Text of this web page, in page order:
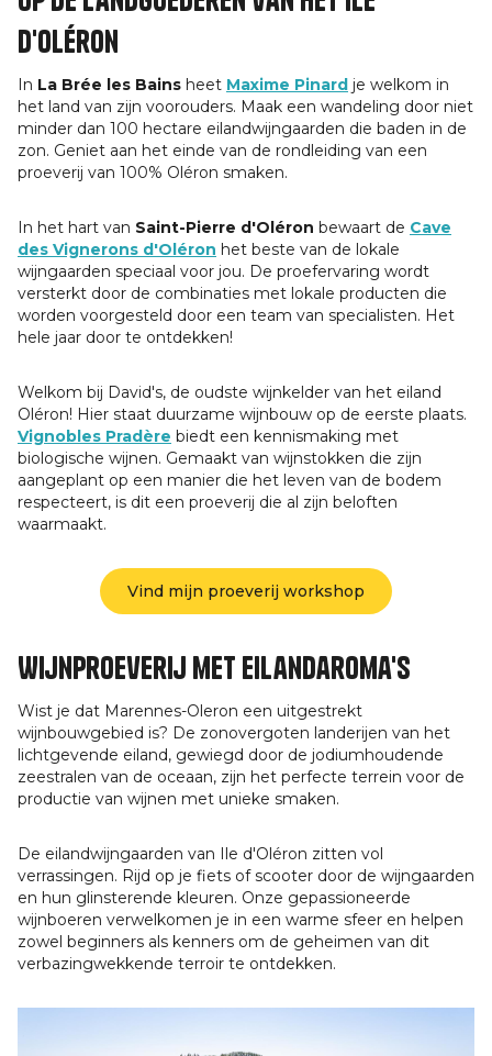
d'Oléron
In La Brée les Bains heet Maxime Pinard je welkom in
het land van zijn voorouders. Maak een wandeling door niet
minder dan 100 hectare eilandwijngaarden die baden in de
zon. Geniet aan het einde van de rondleiding van een
proeverij van 100% Oléron smaken.
In het hart van Saint-Pierre d'Oléron bewaart de Cave
des Vignerons d'Oléron het beste van de lokale
wijngaarden speciaal voor jou. De proefervaring wordt
versterkt door de combinaties met lokale producten die
worden voorgesteld door een team van specialisten. Het
hele jaar door te ontdekken!
Welkom bij David's, de oudste wijnkelder van het eiland
Oléron! Hier staat duurzame wijnbouw op de eerste plaats.
Vignobles Pradère biedt een kennismaking met
biologische wijnen. Gemaakt van wijnstokken die zijn
aangeplant op een manier die het leven van de bodem
respecteert, is dit een proeverij die al zijn beloften
waarmaakt.
Vind mijn proeverij workshop
Wijnproeverij met eilandaroma's
Wist je dat Marennes-Oleron een uitgestrekt
wijnbouwgebied is? De zonovergoten landerijen van het
lichtgevende eiland, gewiegd door de jodiumhoudende
zeestralen van de oceaan, zijn het perfecte terrein voor de
productie van wijnen met unieke smaken.
De eilandwijngaarden van Ile d'Oléron zitten vol
verrassingen. Rijd op je fiets of scooter door de wijngaarden
en hun glinsterende kleuren. Onze gepassioneerde
wijnboeren verwelkomen je in een warme sfeer en helpen
zowel beginners als kenners om de geheimen van dit
verbazingwekkende terroir te ontdekken.